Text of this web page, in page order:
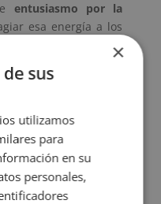
entusiasmo por la
esa energía a los
para conectar
explicar ejercicios,
preguntas y, en
clara, empática y
y el tono
×
sus
utilizamos
para
en su
personales,